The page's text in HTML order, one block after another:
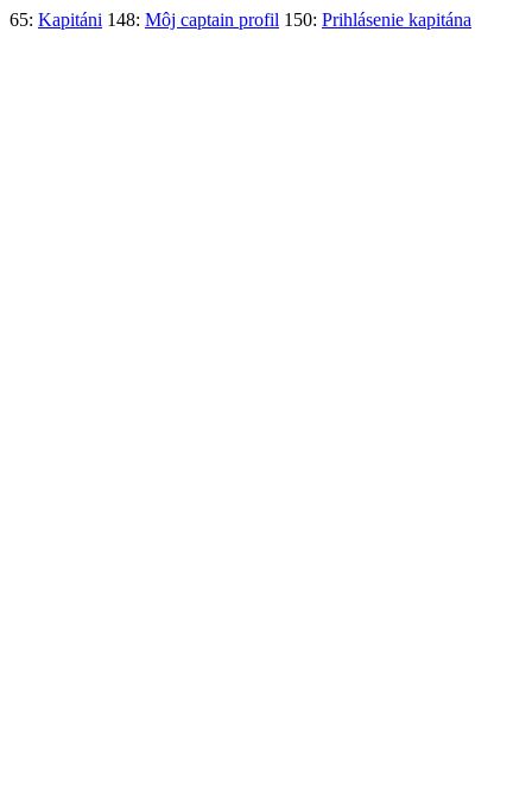
65: Kapitáni 148: Môj captain profil 150: Prihlásenie kapitána